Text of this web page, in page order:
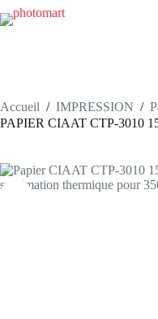
Passer
au
Accueil / IMPRESSION /
PAPIER CIAAT CTP-3010